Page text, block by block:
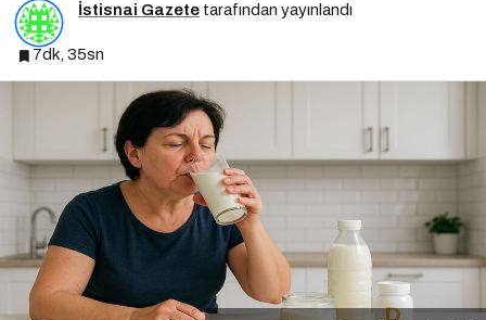
İstisnai Gazete tarafından yayınlandı
7dk, 35sn